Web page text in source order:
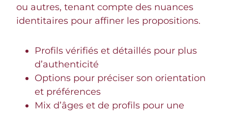
ou autres, tenant compte des nuances
identitaires pour affiner les propositions.
Profils vérifiés et détaillés pour plus
d’authenticité
Options pour préciser son orientation
et préférences
Mix d’âges et de profils pour une